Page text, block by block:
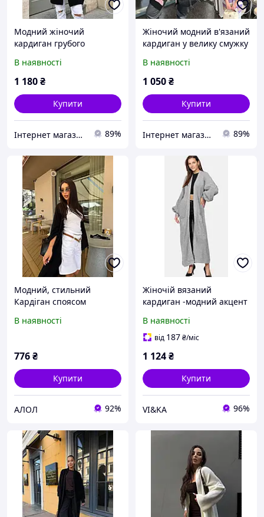
Модний жіночий
кардиган грубого
застібки р.42-60
В наявності
1 180₴
Купити
Iнтернет магазин "Bella" 89%
Жіночий модний в'язаний
кардиган у велику смужку
В наявності
1 050₴
Купити
Iнтернет магазин "Bella" 89%
Модний, стильний
Кардіган споясом
В наявності
776₴
Купити
АЛОЛ 92%
Жіночій вязаний
кардиган -модний акцент
турецька вʼязка
універсальний
В наявності
від 187₴/міс
1 124₴
Купити
VI&KA 96%